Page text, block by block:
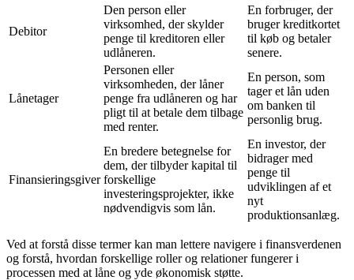
Debitor
Den person eller
virksomhed, der skylder
penge til kreditoren eller
udlåneren.
En forbruger, der
bruger kreditkortet
til køb og betaler
senere.
Lånetager
Personen eller
virksomheden, der låner
penge fra udlåneren og har
pligt til at betale dem tilbage
med renter.
En person, som
tager et lån uden
om banken til
personlig brug.
Finansieringsgiver
En bredere betegnelse for
dem, der tilbyder kapital til
forskellige
investeringsprojekter, ikke
nødvendigvis som lån.
En investor, der
bidrager med
penge til
udviklingen af et
nyt
produktionsanlæg.
Ved at forstå disse termer kan man lettere navigere i finansverdenen
og forstå, hvordan forskellige roller og relationer fungerer i
processen med at låne og yde økonomisk støtte.